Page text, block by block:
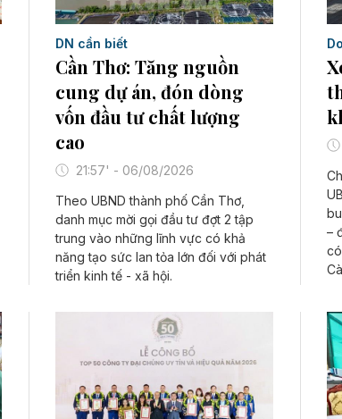
DN cần biết
Cần Thơ: Tăng nguồn
cung dự án, đón dòng
vốn đầu tư chất lượng
cao
21:57' - 06/08/2026
Theo UBND thành phố Cần Thơ,
danh mục mời gọi đầu tư đợt 2 tập
trung vào những lĩnh vực có khả
năng tạo sức lan tỏa lớn đối với phát
triển kinh tế - xã hội.
–